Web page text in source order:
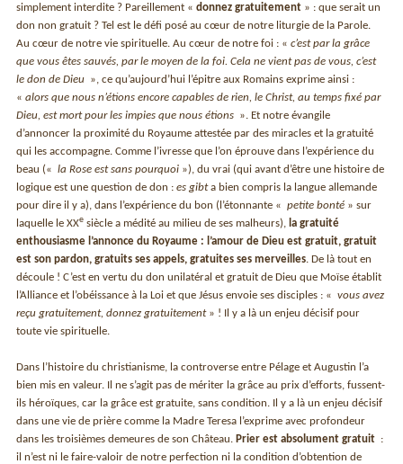
simplement interdite ? Pareillement «donnez gratuitement » : que serait un
don non gratuit ? Tel est le défi posé au cœur de notre liturgie de la Parole.
Au cœur de notre vie spirituelle. Au cœur de notre foi : «c’est par la grâce
que vous êtes sauvés, par le moyen de la foi. Cela ne vient pas de vous, c’est
le don de Dieu », ce qu’aujourd’hui l’épitre aux Romains exprime ainsi :
«alors que nous n’étions encore capables de rien, le Christ, au temps fixé par
Dieu, est mort pour les impies que nous étions ». Et notre évangile
d’annoncer la proximité du Royaume attestée par des miracles et la gratuité
qui les accompagne. Comme l’ivresse que l’on éprouve dans l’expérience du
beau (« la Rose est sans pourquoi »), du vrai (qui avant d’être une histoire de
logique est une question de don : es gibta bien compris la langue allemande
pour dire il y a), dans l’expérience du bon (l’étonnante « petite bonté » sur
laquelle le XXe siècle a médité au milieu de ses malheurs),
la gratuité
enthousiasme l’annonce du Royaume : l’amour de Dieu est gratuit, gratuit
est son pardon, gratuits ses appels, gratuites ses merveilles . De là tout en
découle ! C’est en vertu du don unilatéral et gratuit de Dieu que Moïse établit
l’Alliance et l’obéissance à la Loi et que Jésus envoie ses disciples : « vous avez
reçu gratuitement, donnez gratuitement» ! Il y a là un enjeu décisif pour
toute vie spirituelle.
Dans l’histoire du christianisme, la controverse entre Pélage et Augustin l’a
bien mis en valeur. Il ne s’agit pas de mériter la grâce au prix d’efforts, fussent-
ils héroïques, car la grâce est gratuite, sans condition. Il y a là un enjeu décisif
dans une vie de prière comme la Madre Teresa l’exprime avec profondeur
dans les troisièmes demeures de son Château.
Prier est absolument gratuit :
il n’est ni le faire-valoir de notre perfection ni la condition d’obtention de